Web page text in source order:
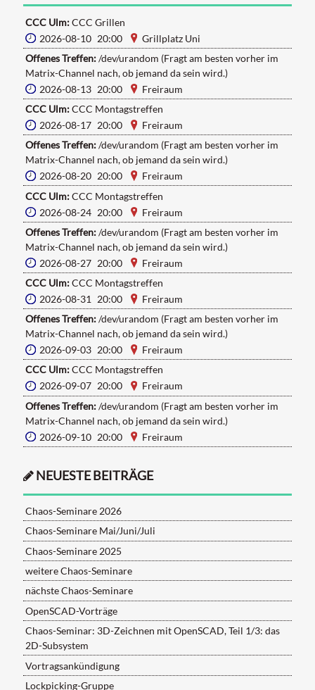
CCC Ulm:CCC Grillen
2026-08-10 20:00
Grillplatz Uni
Offenes Treffen:/dev/urandom (Fragt am besten vorher im
Matrix-Channel nach, ob jemand da sein wird.)
2026-08-13 20:00
Freiraum
CCC Ulm:CCC Montagstreffen
2026-08-17 20:00
Freiraum
Offenes Treffen:/dev/urandom (Fragt am besten vorher im
Matrix-Channel nach, ob jemand da sein wird.)
2026-08-20 20:00
Freiraum
CCC Ulm:CCC Montagstreffen
2026-08-24 20:00
Freiraum
Offenes Treffen:/dev/urandom (Fragt am besten vorher im
Matrix-Channel nach, ob jemand da sein wird.)
2026-08-27 20:00
Freiraum
CCC Ulm:CCC Montagstreffen
2026-08-31 20:00
Freiraum
Offenes Treffen:/dev/urandom (Fragt am besten vorher im
Matrix-Channel nach, ob jemand da sein wird.)
2026-09-03 20:00
Freiraum
CCC Ulm:CCC Montagstreffen
2026-09-07 20:00
Freiraum
Offenes Treffen:/dev/urandom (Fragt am besten vorher im
Matrix-Channel nach, ob jemand da sein wird.)
2026-09-10 20:00
Freiraum
NEUESTE BEITRÄGE
Chaos-Seminare 2026
Chaos-Seminare Mai/Juni/Juli
Chaos-Seminare 2025
weitere Chaos-Seminare
nächste Chaos-Seminare
OpenSCAD-Vorträge
Chaos-Seminar: 3D-Zeichnen mit OpenSCAD, Teil 1/3: das
2D-Subsystem
Vortragsankündigung
Lockpicking-Gruppe